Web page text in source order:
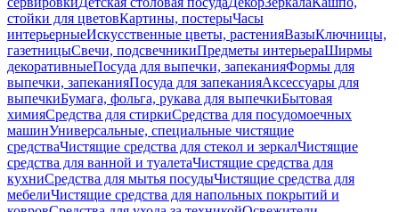
стойки для цветовКартины, постерыЧасы
интерьерныеИскусственные цветы, растенияВазыКлючницы,
газетницыСвечи, подсвечникиПредметы интерьераШирмы
декоративныеПосуда для выпечки, запеканияФормы для
выпечки, запеканияПосуда для запеканияАксессуары для
выпечкиБумага, фольга, рукава для выпечкиБытовая
химияСредства для стиркиСредства для посудомоечных
машинУниверсальные, специальные чистящие
средстваЧистящие средства для стекол и зеркалЧистящие
средства для ванной и туалетаЧистящие средства для
кухниСредства для мытья посудыЧистящие средства для
мебелиЧистящие средства для напольных покрытий и